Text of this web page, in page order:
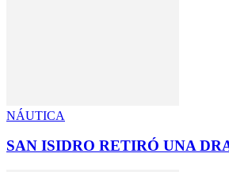
NÁUTICA
SAN ISIDRO RETIRÓ UNA